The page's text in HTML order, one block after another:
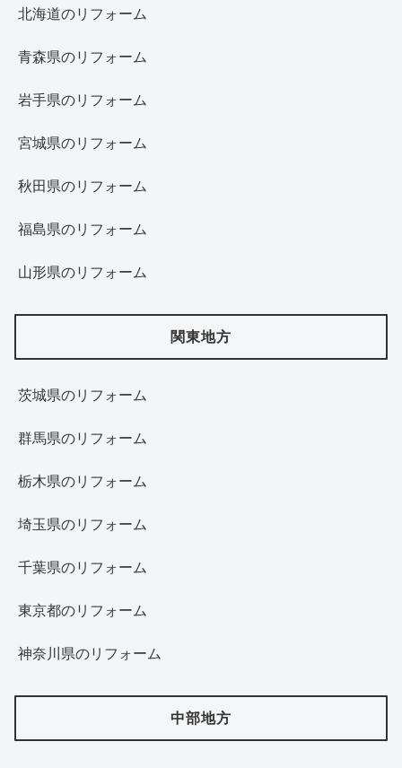
北海道‎のリフォーム
青森県のリフォーム
岩手県のリフォーム
宮城県のリフォーム
秋田県のリフォーム
福島県のリフォーム
山形県のリフォーム
関東地方
茨城県のリフォーム
群馬県のリフォーム
栃木県のリフォーム
埼玉県のリフォーム
千葉県のリフォーム
東京都のリフォーム
神奈川県のリフォーム
中部地方